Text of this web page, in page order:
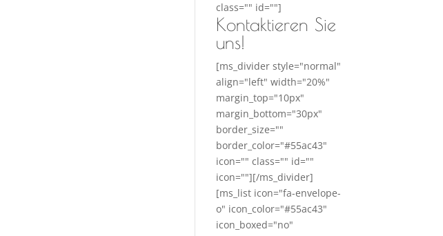
class="" id=""]
Kontaktieren Sie
uns!
[ms_divider style="normal"
align="left" width="20%"
margin_top="10px"
margin_bottom="30px"
border_size=""
border_color="#55ac43"
icon="" class="" id=""
icon=""][/ms_divider]
[ms_list icon="fa-envelope-
o" icon_color="#55ac43"
icon_boxed="no"